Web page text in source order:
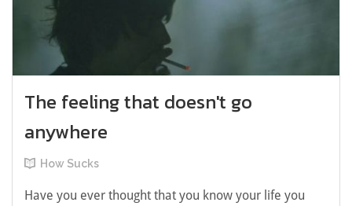
The feeling that doesn't go
anywhere
How Sucks
Have you ever thought that you know your life you